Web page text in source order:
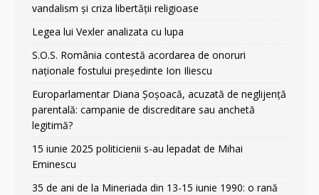
vandalism și criza libertății religioase
Legea lui Vexler analizata cu lupa
S.O.S. România contestă acordarea de onoruri
naționale fostului președinte Ion Iliescu
Europarlamentar Diana Șoșoacă, acuzată de neglijență
parentală: campanie de discreditare sau anchetă
legitimă?
15 iunie 2025 politicienii s-au lepadat de Mihai
Eminescu
35 de ani de la Mineriada din 13-15 iunie 1990: o rană